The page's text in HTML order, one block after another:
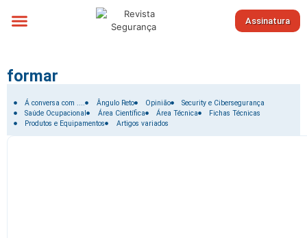
Assinatura
formar
Filtrar por:
Á conversa com .... Ângulo Reto Opinião
Security e Cibersegurança
Saúde Ocupacional
Área Científica Área Técnica
Fichas Técnicas
Produtos e Equipamentos
Artigos variados